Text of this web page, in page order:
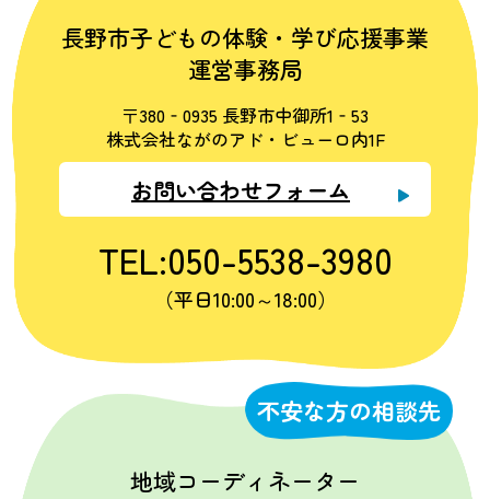
長野市子どもの体験・学び応援事業
運営事務局
〒380‐0935 長野市中御所1‐53
株式会社ながのアド・ビューロ内1F
お問い合わせフォーム
TEL:050-5538-3980
（平日10:00～18:00）
不安な方の相談先
地域コーディネーター